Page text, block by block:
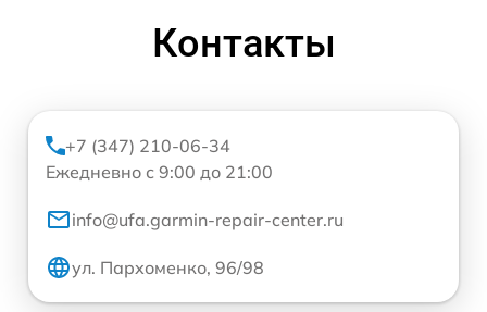
Контакты
+7 (347) 210-06-34
Ежедневно с 9:00 до 21:00
info@ufa.garmin-repair-center.ru
ул. Пархоменко, 96/98